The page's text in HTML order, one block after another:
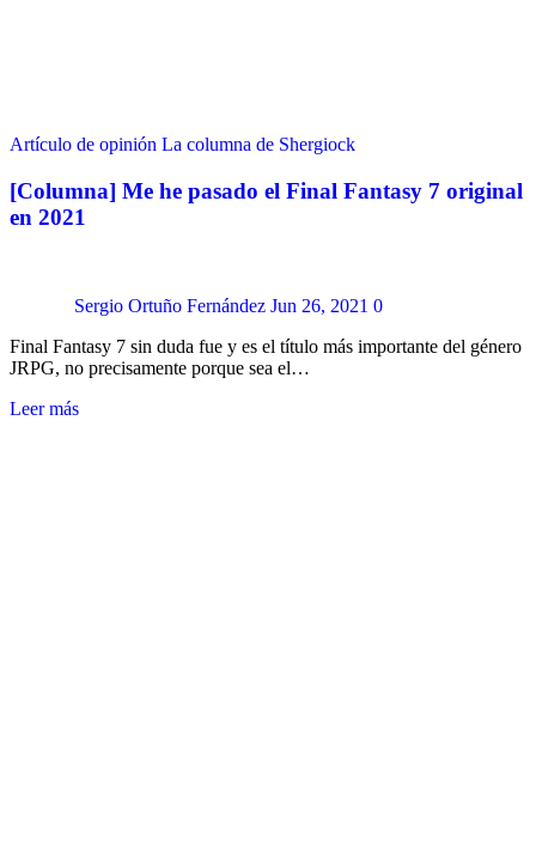
Artículo de opinión La columna de Shergiock
[Columna] Me he pasado el Final Fantasy 7 original
en 2021
Sergio Ortuño Fernández Jun 26, 2021 0
Final Fantasy 7 sin duda fue y es el título más importante del género
JRPG, no precisamente porque sea el…
Leer más